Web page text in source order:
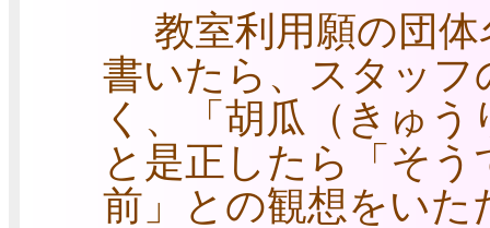
教室利用願の団体
書いたら、スタッ
く、「胡瓜（きゅ
と是正したら「そ
前」との観想をいた